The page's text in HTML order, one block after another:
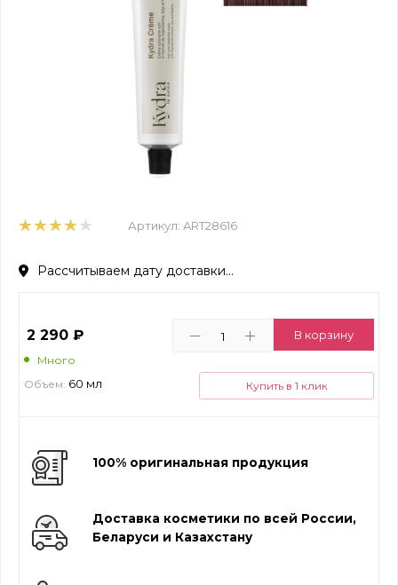
Артикул: ART28616
Рассчитываем дату доставки...
2 290 ₽
Много
Объем: 60 мл
В корзину
Купить в 1 клик
100% оригинальная продукция
Доставка косметики по всей России,
Беларуси и Казахстану